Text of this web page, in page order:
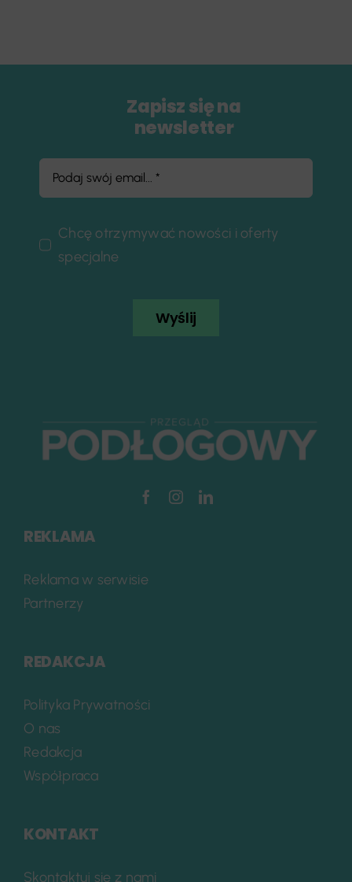
Zapisz się na
newsletter
Chcę otrzymywać nowości i oferty
specjalne
Wyślij
REKLAMA
Reklama w serwisie
Partnerzy
REDAKCJA
Polityka Prywatności
O nas
Redakcja
Współpraca
KONTAKT
Skontaktuj się z nami